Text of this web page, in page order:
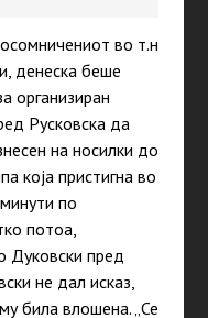
во т.н
денеска беше
организиран
Русковска да
на носилки до
која пристигна во
по
потоа,
Дуковски пред
не дал исказ,
била влошена. „Се